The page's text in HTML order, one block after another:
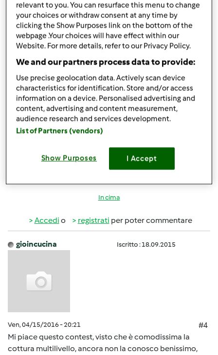
In cima
Accedio registratiper poter commentare
Magat Iscritto : 26.03.2014
Ven, 04/15/2016 - 17:19
finamaria88 wrote:
Wow,team e quale sarà la parola da inserire nella ricetta?
... Presumo.... Titolo della ricetta..multilivello....contest..
In cima
Accedi o registrati per poter commentare
gioincucina Iscritto : 18.09.2015
Ven, 04/15/2016 - 20:21
#4
Mi piace questo contest, visto che è comodissima la
cottura multilivello, ancora non la conosco benissimo,
relevant to you. You can resurface this menu to change
your choices or withdraw consent at any time by
clicking the Show Purposes link on the bottom of the
webpage .Your choices will have effect within our
Website. For more details, refer to our Privacy Policy.
We and our partners process data to provide:
Use precise geolocation data. Actively scan device
characteristics for identification. Store and/or access
information on a device. Personalised advertising and
content, advertising and content measurement,
audience research and services development.
List of Partners (vendors)
Show Purposes I Accept